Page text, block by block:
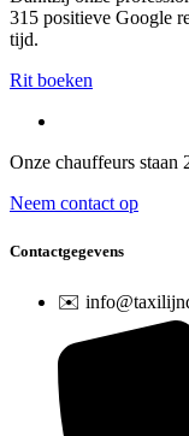
315 positieve Google
tijd.
Rit boeken
Onze chauffeurs
Neem contact op
Contactgegevens
✉️